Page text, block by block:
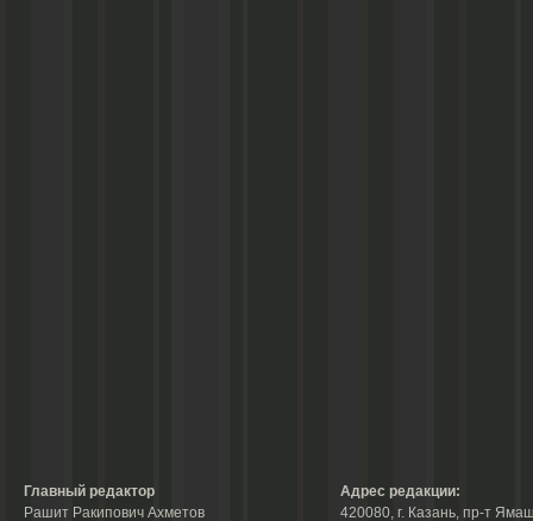
Главный редактор
Рашит Ракипович Ахметов
Адрес редакции:
420080, г. Казань, пр-т